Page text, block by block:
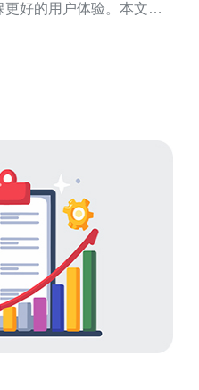
好的用户体验。本文将
东